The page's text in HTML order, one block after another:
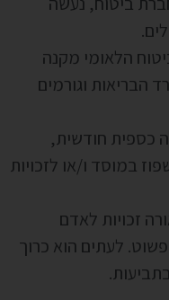
הלאומי מקנה
הבריאות וגורמים
כספית חודשית,
במוסד ו/או לזכויות
זכויות לאדם
לעתים הוא כרוך